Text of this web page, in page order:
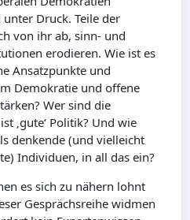
Druck. Teile der
von ihr ab, sinn- und
erodieren. Wie ist es
Ansatzpunkte und
Demokratie und offene
Wer sind die
‚gute‘ Politik? Und wie
denkende (und vielleicht
Individuen, in all das ein?
es sich zu nähern lohnt
Gesprächsreihe widmen